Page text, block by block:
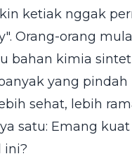
ketiak nggak
Orang-orang
bahan kimia
yang
sehat, lebih
satu: Emang
ini?